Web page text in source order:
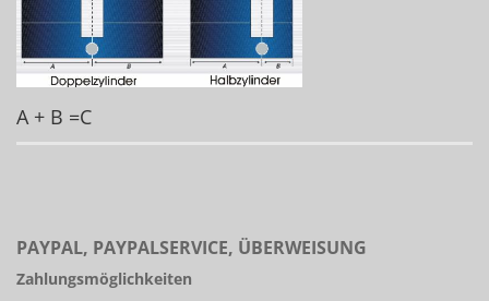
A + B =C
PAYPAL, PAYPALSERVICE, ÜBERWEISUNG
Zahlungsmöglichkeiten